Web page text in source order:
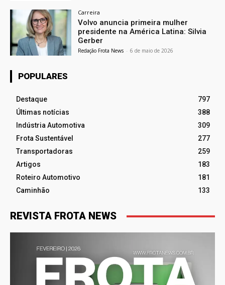
Carreira
Volvo anuncia primeira mulher
presidente na América Latina: Silvia
Gerber
Redação Frota News - 6 de maio de 2026
POPULARES
Destaque
797
Últimas notícias
388
Indústria Automotiva
309
Frota Sustentável
277
Transportadoras
259
Artigos
183
Roteiro Automotivo
181
Caminhão
133
REVISTA FROTA NEWS